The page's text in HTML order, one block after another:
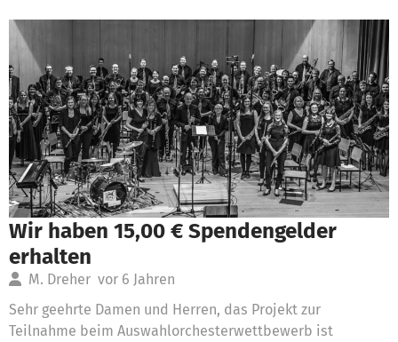
Wir haben 15,00 € Spendengelder
erhalten
M. Dreher vor 6 Jahren
Sehr geehrte Damen und Herren, das Projekt zur
Teilnahme beim Auswahlorchesterwettbewerb ist